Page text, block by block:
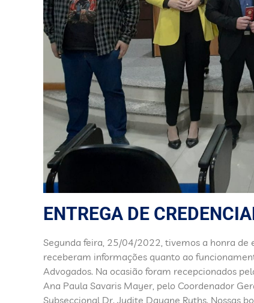
ENTREGA DE
Segunda feira, 25/04/2022, tivemos a honra de
receberam informações quanto ao
Advogados. Na ocasião foram recepcionados
Ana Paula Savaris Mayer, pelo Coordenador
Subseccional Dr. Judite Dayane Ruths. Nossas